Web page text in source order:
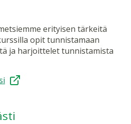
erityisen tärkeitä
opit tunnistamaan
ja harjoittelet tunnistamista